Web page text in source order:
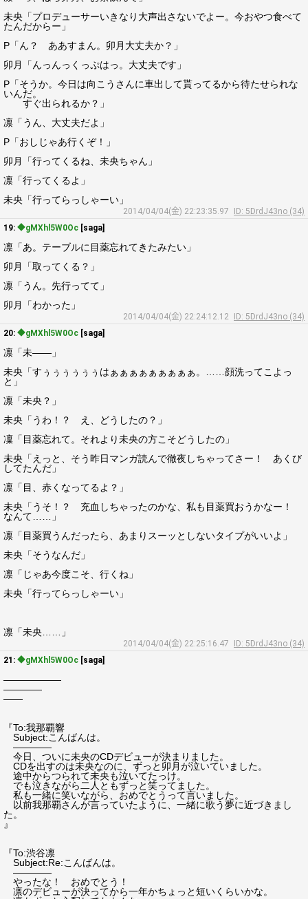
未央「プロデューサーいきなり大声出さないでよー。今おやつ食べて
たんだからー」
P「ん？ ああすまん。卯月大丈夫か？」
卯月「んっんっくっぷはっ。大丈夫です」
P「そうか。今日は向こうさんに車出して貰ってるから待たせられな
いんだ。
すぐ出られるか？」
凛「うん、大丈夫だよ」
P「おしじゃあ行くぞ！」
卯月「行ってくるね、未央ちゃん」
凛「行ってくるよ」
未央「行ってらっしゃーい」
2014/04/04(金) 22:23:35.97
ID: 5DrdJ43no (34)
19: ◆gMXhl5W0Oc [saga]
凛「あ。テーブルに目薬忘れてきたみたい」
卯月「取ってくる？」
凛「うん。先行ってて」
卯月「わかった」
2014/04/04(金) 22:24:12.12
ID: 5DrdJ43no (34)
20: ◆gMXhl5W0Oc [saga]
凛「未――」
未央「すぅぅぅぅぅぅはぁぁぁぁぁぁぁぁぁ。……顔洗ってこよっ
と」
凛「未央？」
未央「うわ！？ え、どうしたの？」
凜「目薬忘れて。それより未央の方こそどうしたの」
未央「えっと、そう昨日マンガ読んで徹夜しちゃってさー！ あくび
してたんだ」
凛「目、赤くなってるよ？」
未央「うそ！？ 充血しちゃったのかな、私も目薬買おうかなー！
なんて……」
凛「目薬買うんだったら、あまりスーッとしないタイプがいいよ」
未央「そうなんだ」
凛「じゃあ今度こそ、行くね」
未央「行ってらっしゃーい」
凛「未央……」
2014/04/04(金) 22:25:16.47
ID: 5DrdJ43no (34)
21: ◆gMXhl5W0Oc [saga]
――――――
――――
――
『To:我那覇響
Subject:こんばんは。
――――
今日、ついに未央のCDデビューが決まりました。
CDを出すのは未央なのに、ずっと卯月が泣いていました。
途中からつられて未央も泣いてたっけ。
でも泣きながら二人ともずっと笑ってました。
私も一緒に笑いながら、おめでとうって言いました。
以前我那覇さんが言っていたように、一緒に歌う夢に近づきまし
た。
』
『To:渋谷凛
Subject:Re:こんばんは。
――――
やったな！ おめでとう！
凛のデビューが決ってから一年かちょっと短いくらいかな。